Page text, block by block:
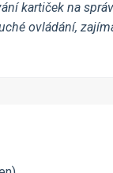
kartiček na
ovládání,